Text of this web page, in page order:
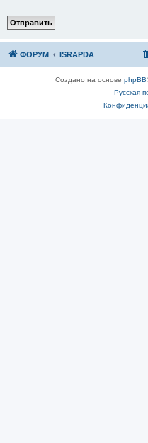
ФОРУМ ISRAPDA
Создано на основе phpBB
Русская